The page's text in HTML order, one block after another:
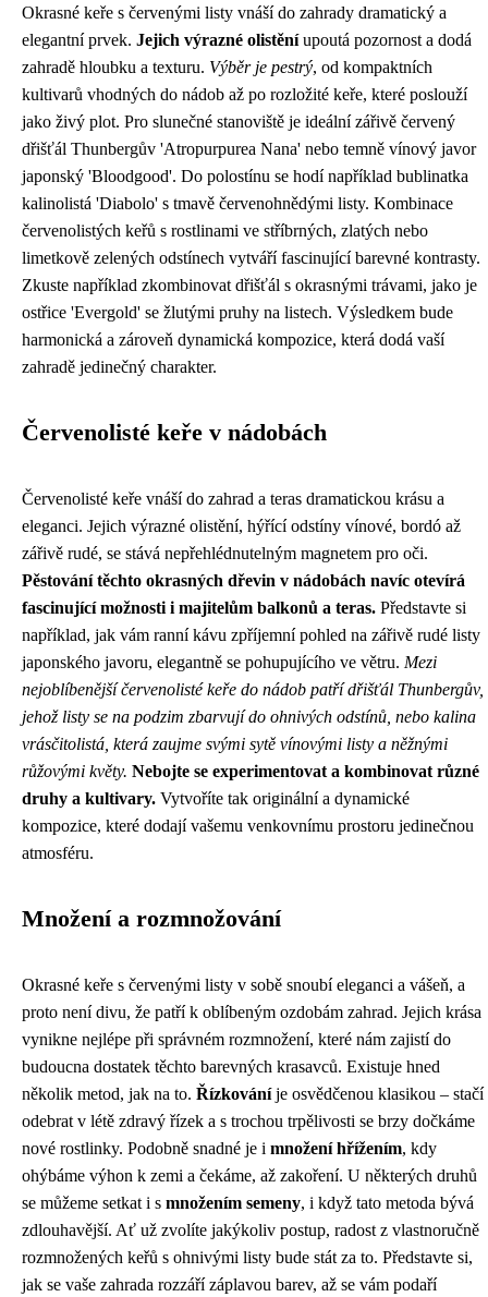
Okrasné keře s červenými listy vnáší do zahrady dramatický a
elegantní prvek. Jejich výrazné olistěníupoutá pozornost a dodá
zahradě hloubku a texturu. Výběr je pestrý, od kompaktních
kultivarů vhodných do nádob až po rozložité keře, které poslouží
jako živý plot. Pro slunečné stanoviště je ideální zářivě červený
dřišťál Thunbergův 'Atropurpurea Nana' nebo temně vínový javor
japonský 'Bloodgood'. Do polostínu se hodí například bublinatka
kalinolistá 'Diabolo' s tmavě červenohnědými listy. Kombinace
červenolistých keřů s rostlinami ve stříbrných, zlatých nebo
limetkově zelených odstínech vytváří fascinující barevné kontrasty.
Zkuste například zkombinovat dřišťál s okrasnými trávami, jako je
ostřice 'Evergold' se žlutými pruhy na listech. Výsledkem bude
harmonická a zároveň dynamická kompozice, která dodá vaší
zahradě jedinečný charakter.
Červenolisté keře v nádobách
Červenolisté keře vnáší do zahrad a teras dramatickou krásu a
eleganci. Jejich výrazné olistění, hýřící odstíny vínové, bordó až
zářivě rudé, se stává nepřehlédnutelným magnetem pro oči.
Pěstování těchto okrasných dřevin v nádobách navíc otevírá
fascinující možnosti i majitelům balkonů a teras. Představte si
například, jak vám ranní kávu zpříjemní pohled na zářivě rudé listy
japonského javoru, elegantně se pohupujícího ve větru. Mezi
nejoblíbenější červenolisté keře do nádob patří dřišťál Thunbergův,
jehož listy se na podzim zbarvují do ohnivých odstínů, nebo kalina
vrásčitolistá, která zaujme svými sytě vínovými listy a něžnými
růžovými květy. Nebojte se experimentovat a kombinovat různé
druhy a kultivary. Vytvoříte tak originální a dynamické
kompozice, které dodají vašemu venkovnímu prostoru jedinečnou
atmosféru.
Množení a rozmnožování
Okrasné keře s červenými listy v sobě snoubí eleganci a vášeň, a
proto není divu, že patří k oblíbeným ozdobám zahrad. Jejich krása
vynikne nejlépe při správném rozmnožení, které nám zajistí do
budoucna dostatek těchto barevných krasavců. Existuje hned
několik metod, jak na to. Řízkováníje osvědčenou klasikou – stačí
odebrat v létě zdravý řízek a s trochou trpělivosti se brzy dočkáme
nové rostlinky. Podobně snadné je i množení hřížením, kdy
ohýbáme výhon k zemi a čekáme, až zakoření. U některých druhů
se můžeme setkat i s množením semeny, i když tato metoda bývá
zdlouhavější. Ať už zvolíte jakýkoliv postup, radost z vlastnoručně
rozmnožených keřů s ohnivými listy bude stát za to. Představte si,
jak se vaše zahrada rozzáří záplavou barev, až se vám podaří